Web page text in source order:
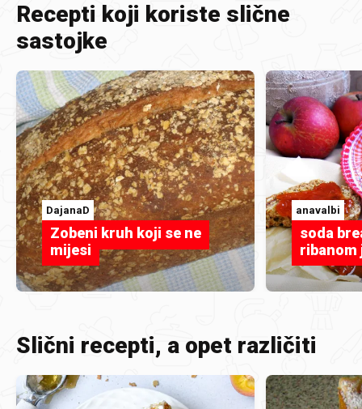
Recepti koji koriste slične
sastojke
DajanaD
Zobeni kruh koji se ne
mijesi
anavalbi
soda
ribanom
Slični recepti, a opet različiti